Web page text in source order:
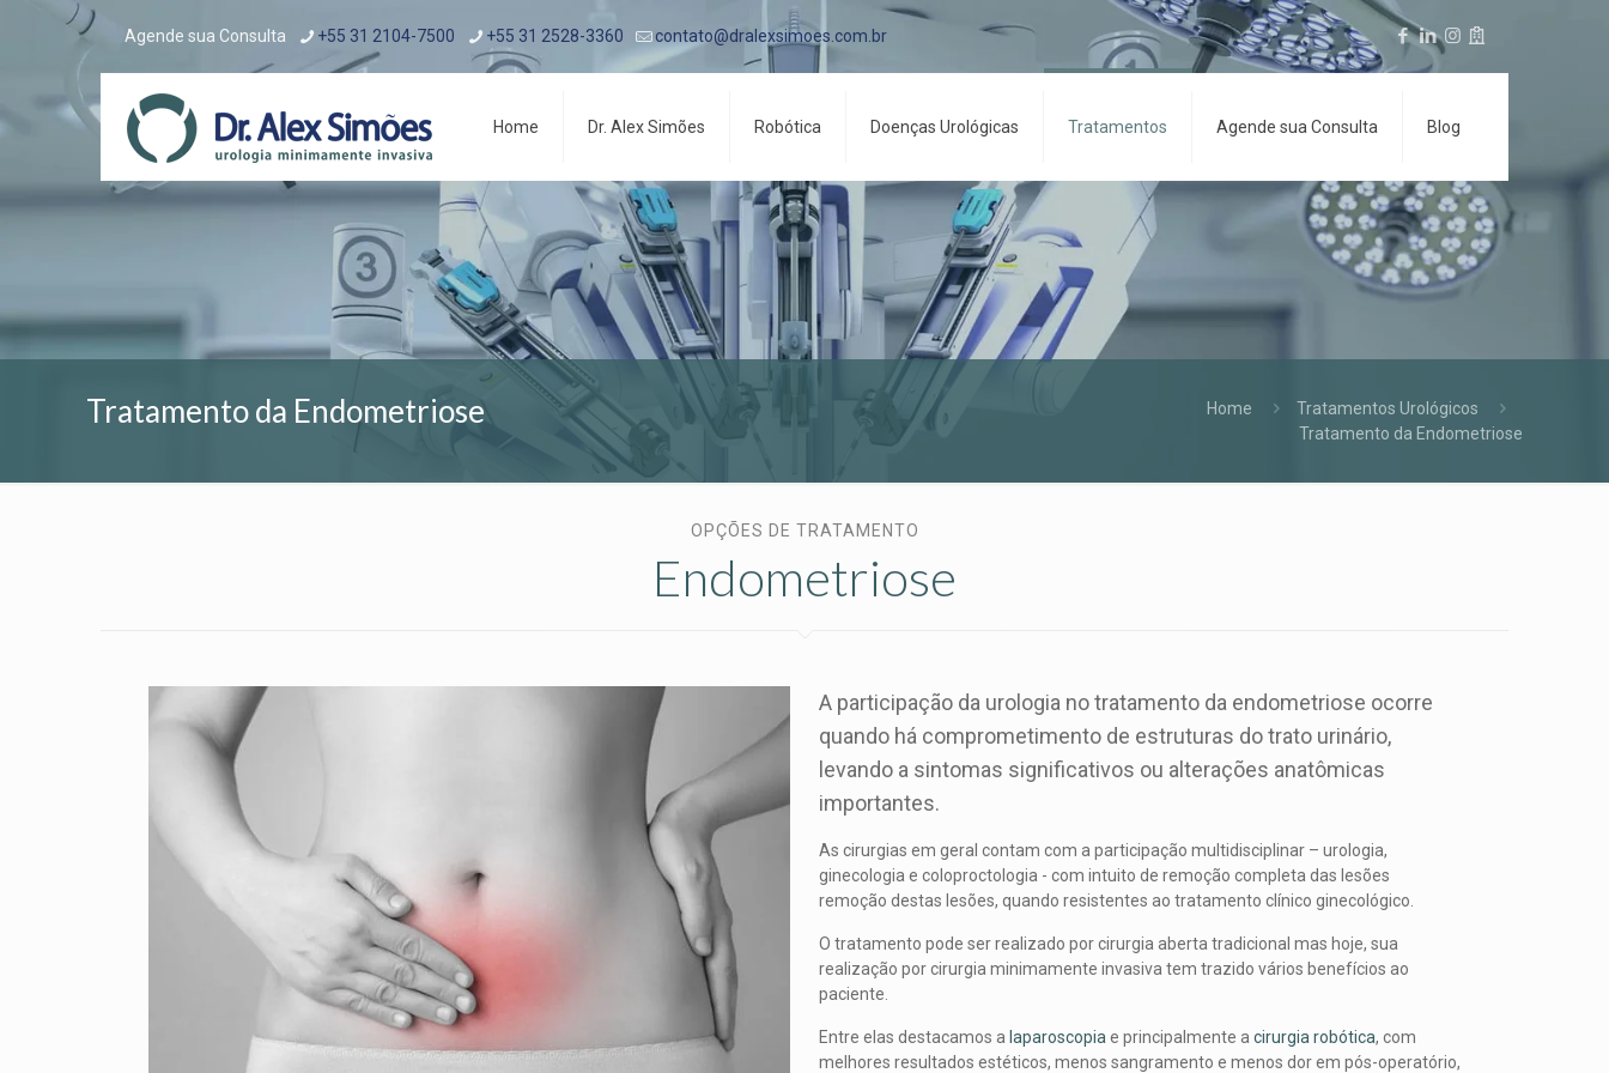
Agende sua Consulta +55 31 2104-7500 +55 31 2528-3360 contato@dralexsimoes.com.br
Home Dr. Alex Simões Robótica Doenças Urológicas Tratamentos Agende sua Consulta Blog
Tratamento da Endometriose Home
Tratamentos Urológicos
Tratamento da Endometriose
OPÇÕES DE TRATAMENTO
Endometriose
A participação da urologia no tratamento da endometriose ocorre
quando há comprometimento de estruturas do trato urinário,
levando a sintomas significativos ou alterações anatômicas
importantes.
As cirurgias em geral contam com a participação multidisciplinar – urologia,
ginecologia e coloproctologia - com intuito de remoção completa das lesões
remoção destas lesões, quando resistentes ao tratamento clínico ginecológico.
O tratamento pode ser realizado por cirurgia aberta tradicional mas hoje, sua
realização por cirurgia minimamente invasiva tem trazido vários benefícios ao
paciente.
Entre elas destacamos a laparoscopia e principalmente a cirurgia robótica, com
melhores resultados estéticos, menos sangramento e menos dor em pós-operatório,